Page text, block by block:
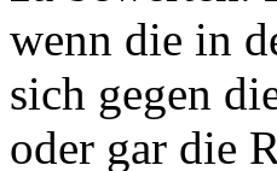
wenn die in
sich gegen
oder gar die